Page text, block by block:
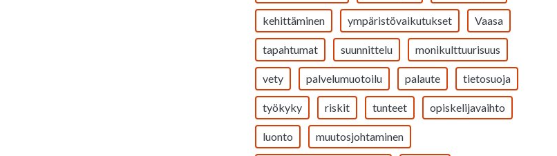
kehittäminen ympäristövaikutukset Vaasa
tapahtumat suunnittelu monikulttuurisuus
vety palvelumuotoilu palaute tietosuoja
työkyky riskit tunteet opiskelijavaihto
luonto muutosjohtaminen